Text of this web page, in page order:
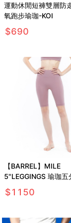
運動休閒短褲雙層防
氧跑步瑜珈-KOI
$690
【BARREL】MILE
5"LEGGINGS 瑜珈五
#WOOD PINK
$1150